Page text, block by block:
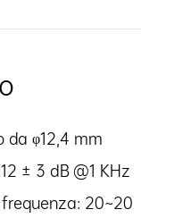
da φ12,4 mm
± 3 dB @1 KHz
20~20